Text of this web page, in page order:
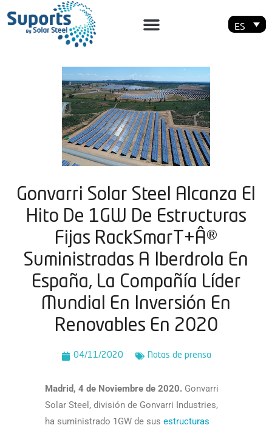
ES
Gonvarri Solar Steel Alcanza El
Hito De 1GW De Estructuras
Fijas RackSmarT+Â®
Suministradas A Iberdrola En
España, La Compañía Líder
Mundial En Inversión En
Renovables En 2020
04/11/2020 Notas de prensa
Madrid, 4 de Noviembre de 2020. Gonvarri
Solar Steel, división de Gonvarri Industries,
ha suministrado 1GW de sus estructuras